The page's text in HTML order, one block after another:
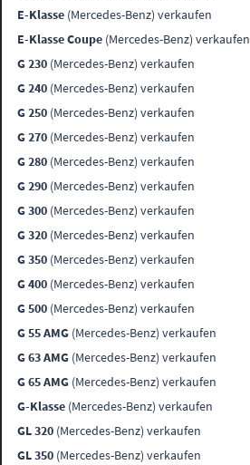
E-Klasse (Mercedes-Benz) verkaufen
E-Klasse Coupe (Mercedes-Benz) verkaufen
G 230 (Mercedes-Benz) verkaufen
G 240 (Mercedes-Benz) verkaufen
G 250 (Mercedes-Benz) verkaufen
G 270 (Mercedes-Benz) verkaufen
G 280 (Mercedes-Benz) verkaufen
G 290 (Mercedes-Benz) verkaufen
G 300 (Mercedes-Benz) verkaufen
G 320 (Mercedes-Benz) verkaufen
G 350 (Mercedes-Benz) verkaufen
G 400 (Mercedes-Benz) verkaufen
G 500 (Mercedes-Benz) verkaufen
G 55 AMG (Mercedes-Benz) verkaufen
G 63 AMG (Mercedes-Benz) verkaufen
G 65 AMG (Mercedes-Benz) verkaufen
G-Klasse (Mercedes-Benz) verkaufen
GL 320 (Mercedes-Benz) verkaufen
GL 350 (Mercedes-Benz) verkaufen